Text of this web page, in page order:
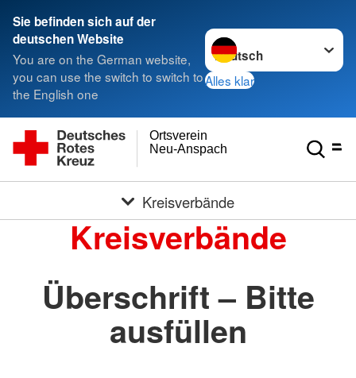
Sie befinden sich auf der
deutschen Website
You are on the German website,
you can use the switch to switch to
the English one
Sprache wechseln zu
Alles klar
Neu-Anspach
Ortsverein
Kreisverbände
Kreisverbände
Überschrift – Bitte
ausfüllen